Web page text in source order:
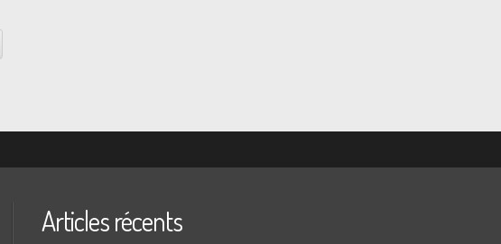
Articles récents